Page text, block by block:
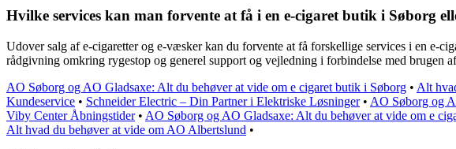
Hvilke services kan man forvente at få i en e-cigaret butik i Søborg
Udover salg af e-cigaretter og e-væsker kan du forvente at få forskellige services i en e-
rådgivning omkring rygestop og generel support og vejledning i forbindelse med brugen
AO Søborg og AO Gladsaxe: Alt du behøver at vide om e cigaret butik i Søborg • Alt
Kundeservice • Schneider Electric – Din Partner i Elektriske Løsninger• AO Søborg og
Viby Center Åbningstider• AO Søborg og AO Gladsaxe: Alt du behøver at vide om e
Alt hvad du behøver at vide om AO Albertslund •